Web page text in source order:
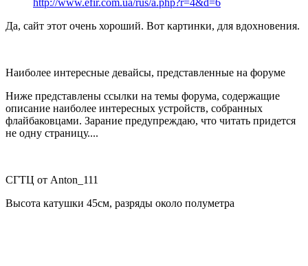
Да, сайт этот очень хороший. Вот картинки, для вдохновения.
Наиболее интересные девайсы, представленные на форуме
Ниже представлены ссылки на темы форума, содержащие
описание наиболее интересных устройств, собранных
флайбаковцами. Зарание предупреждаю, что читать придется
не одну страницу....
СГТЦ от Anton_111
Высота катушки 45см, разряды около полуметра